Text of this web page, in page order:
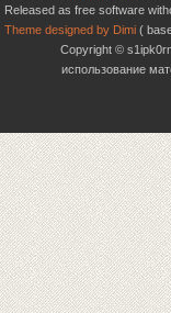
Released as free software
Theme designed by Dimi (
Copyright ©
использование